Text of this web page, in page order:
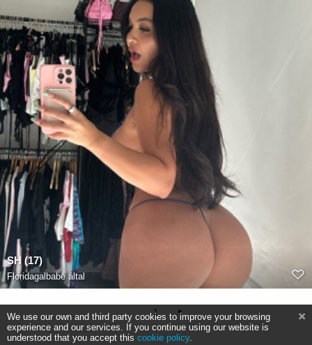
SH (17)
Floridagalbabeáltal
1
We use our own and third party cookies to improve your browsing
experience and our services. If you continue using our website is
understood that you accept this cookie policy.